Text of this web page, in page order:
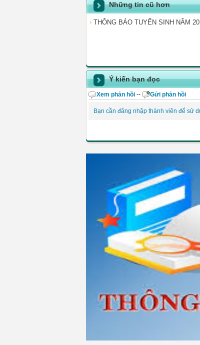
Những tin cũ hơn
THÔNG BÁO TUYỂN SINH NĂM
Ý kiến bạn đọc
Xem phản hồi -- Gửi phản hồi
Bạn cần đăng nhập thành viên để sử